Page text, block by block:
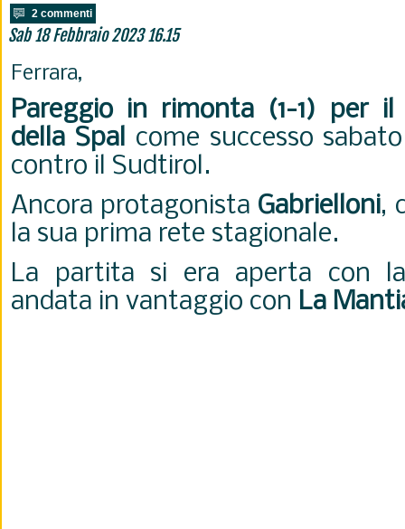
2 commenti
Sab 18 Febbraio 2023 16.15
Ferrara,
Pareggio in rimonta (1-1) per il
della Spal come successo
contro il Sudtirol.
Ancora protagonista Gabrielloni,
la sua prima rete stagionale.
La partita si era aperta con
andata in vantaggio con La